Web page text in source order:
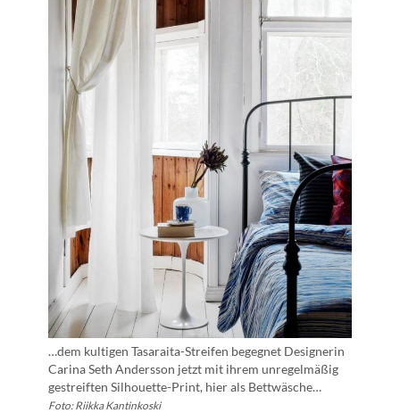
…dem kultigen Tasaraita-Streifen begegnet Designerin
Carina Seth Andersson jetzt mit ihrem unregelmäßig
gestreiften Silhouette-Print, hier als Bettwäsche…
Foto: Riikka Kantinkoski